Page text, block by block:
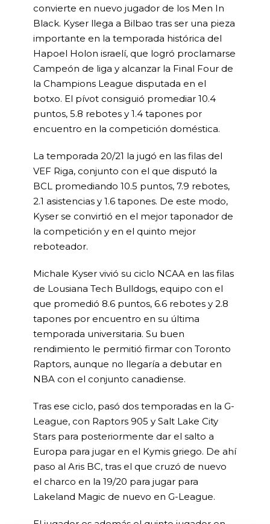
convierte en nuevo jugador de los Men In
Black. Kyser llega a Bilbao tras ser una pieza
importante en la temporada histórica del
Hapoel Holon israelí, que logró proclamarse
Campeón de liga y alcanzar la Final Four de
la Champions League disputada en el
botxo. El pívot consiguió promediar 10.4
puntos, 5.8 rebotes y 1.4 tapones por
encuentro en la competición doméstica.
La temporada 20/21 la jugó en las filas del
VEF Riga, conjunto con el que disputó la
BCL promediando 10.5 puntos, 7.9 rebotes,
2.1 asistencias y 1.6 tapones. De este modo,
Kyser se convirtió en el mejor taponador de
la competición y en el quinto mejor
reboteador.
Michale Kyser vivió su ciclo NCAA en las filas
de Lousiana Tech Bulldogs, equipo con el
que promedió 8.6 puntos, 6.6 rebotes y 2.8
tapones por encuentro en su última
temporada universitaria. Su buen
rendimiento le permitió firmar con Toronto
Raptors, aunque no llegaría a debutar en
NBA con el conjunto canadiense.
Tras ese ciclo, pasó dos temporadas en la G-
League, con Raptors 905 y Salt Lake City
Stars para posteriormente dar el salto a
Europa para jugar en el Kymis griego. De ahí
paso al Aris BC, tras el que cruzó de nuevo
el charco en la 19/20 para jugar para
Lakeland Magic de nuevo en G-League.